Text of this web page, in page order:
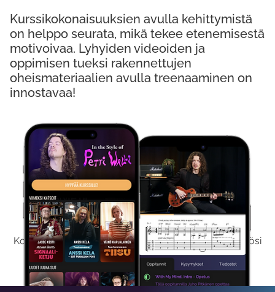
Kokeile Ilmaiseksi
Kokeilemalla ilmaiseksi saat koko sisältömme käyttöösi
viikon ajaksi.
Kurssikokonaisuuksien avulla kehittymistä
on helppo seurata, mikä tekee etenemisestä
motivoivaa. Lyhyiden videoiden ja
oppimisen tueksi rakennettujen
oheismateriaalien avulla treenaaminen on
innostavaa!